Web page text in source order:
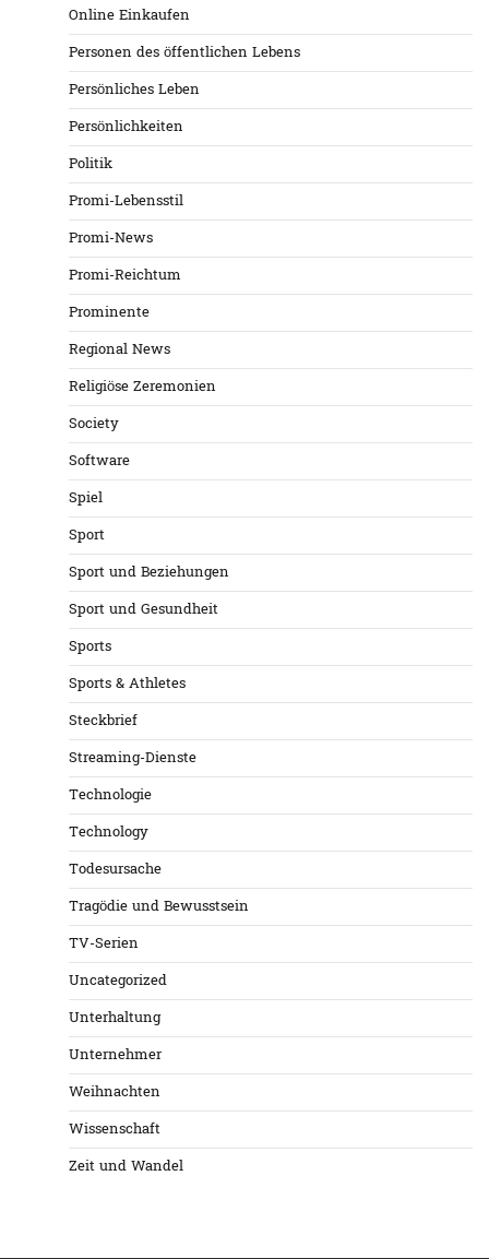
Online Einkaufen
Personen des öffentlichen Lebens
Persönliches Leben
Persönlichkeiten
Politik
Promi-Lebensstil
Promi-News
Promi-Reichtum
Prominente
Regional News
Religiöse Zeremonien
Society
Software
Spiel
Sport
Sport und Beziehungen
Sport und Gesundheit
Sports
Sports & Athletes
Steckbrief
Streaming-Dienste
Technologie
Technology
Todesursache
Tragödie und Bewusstsein
TV-Serien
Uncategorized
Unterhaltung
Unternehmer
Weihnachten
Wissenschaft
Zeit und Wandel